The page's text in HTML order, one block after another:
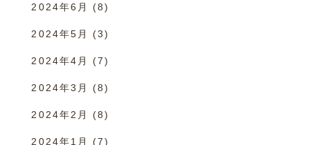
2024年6月 (8)
2024年5月 (3)
2024年4月 (7)
2024年3月 (8)
2024年2月 (8)
2024年1月 (7)